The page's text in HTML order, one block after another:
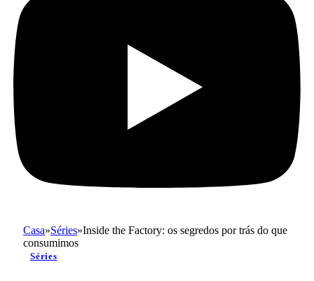
Casa»Séries»Inside the Factory: os segredos por trás do que
consumimos
Séries